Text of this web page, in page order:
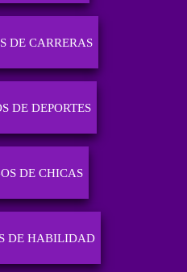
DE CARRERAS
DE DEPORTES
DE CHICAS
DE HABILIDAD